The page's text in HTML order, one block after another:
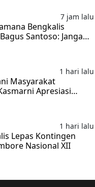
7 jam lalu
Bengkalis
Santoso: Jangan
1 hari lalu
Masyarakat
Apresiasi
1 hari lalu
Lepas Kontingen
Nasional XII